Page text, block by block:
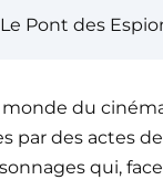
Le Pont des
monde du
par des actes
qui,